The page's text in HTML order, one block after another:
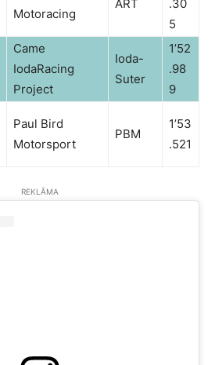
Motoracing
ART
.30
5
Came
IodaRacing
Project
Ioda-
Suter
1’52
.98
9
Paul Bird
Motorsport
PBM
1’53
.521
REKLĀMA